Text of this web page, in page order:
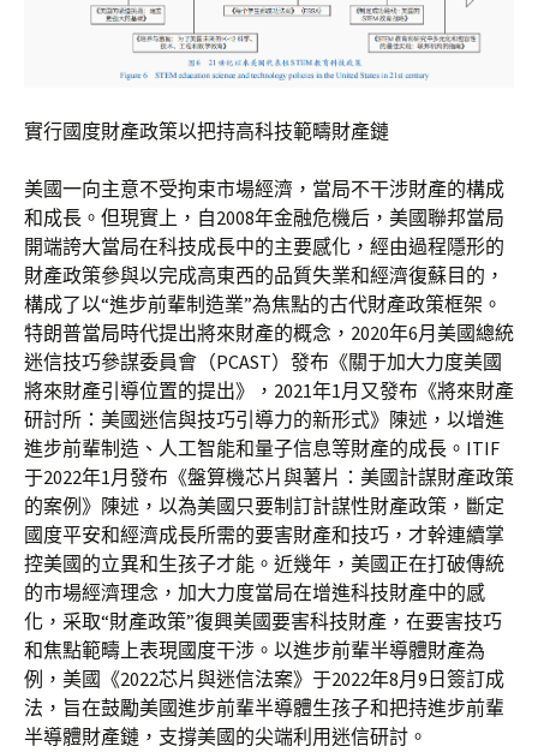
實行國度財產政策以把持高科技範疇財產鏈
美國一向主意不受拘束市場經濟，當局不干涉財產的構成
和成長。但現實上，自2008年金融危機后，美國聯邦當局
開端誇大當局在科技成長中的主要感化，經由過程隱形的
財產政策參與以完成高東西的品質失業和經濟復蘇目的，
構成了以“進步前輩制造業”為焦點的古代財產政策框架。
特朗普當局時代提出將來財產的概念，2020年6月美國總統
迷信技巧參謀委員會（PCAST）發布《關于加大力度美國
將來財產引導位置的提出》，2021年1月又發布《將來財產
研討所：美國迷信與技巧引導力的新形式》陳述，以增進
進步前輩制造、人工智能和量子信息等財產的成長。ITIF
于2022年1月發布《盤算機芯片與薯片：美國計謀財產政策
的案例》陳述，以為美國只要制訂計謀性財產政策，斷定
國度平安和經濟成長所需的要害財產和技巧，才幹連續掌
控美國的立異和生孩子才能。近幾年，美國正在打破傳統
的市場經濟理念，加大力度當局在增進科技財產中的感
化，采取“財產政策”復興美國要害科技財產，在要害技巧
和焦點範疇上表現國度干涉。以進步前輩半導體財產為
例，美國《2022芯片與迷信法案》于2022年8月9日簽訂成
法，旨在鼓勵美國進步前輩半導體生孩子和把持進步前輩
半導體財產鏈，支撐美國的尖端利用迷信研討。